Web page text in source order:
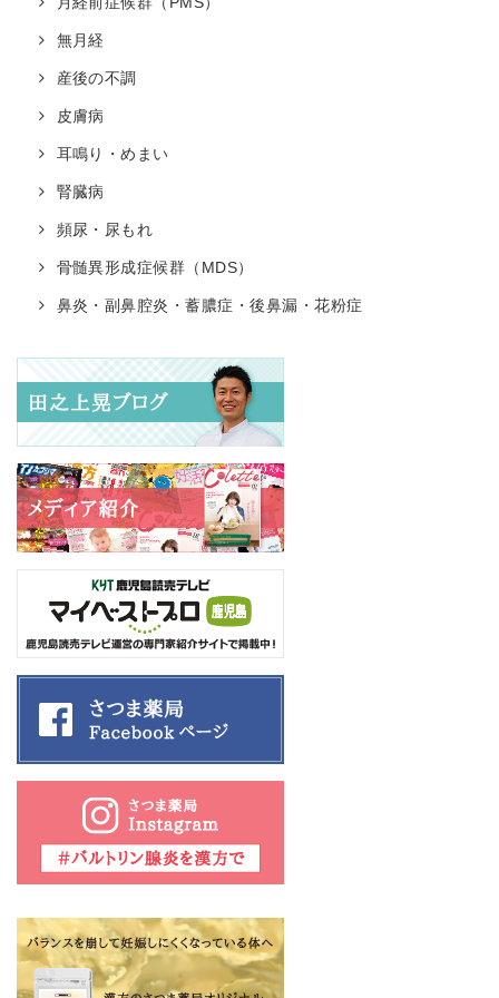
無月経
産後の不調
皮膚病
耳鳴り・めまい
腎臓病
頻尿・尿もれ
骨髄異形成症候群（MDS）
鼻炎・副鼻腔炎・蓄膿症・後鼻漏・花粉症